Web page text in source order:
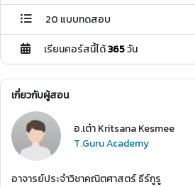
20 แบบทดสอบ
เรียนคอร์สนี้ได้365วัน
เกี่ยวกับผู้สอน
อ.เต๋า Kritsana Kesmee
T.Guru Academy
อาจารย์ประจำวิชาคณิตศาสตร์ ธีร์กูรู